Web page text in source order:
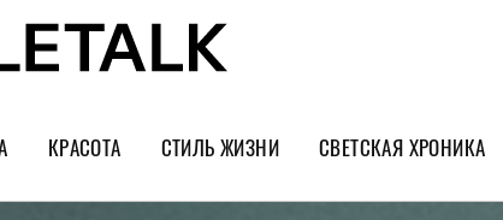
КРАСОТА
Уход за лицом
СТИЛЬ ЖИЗНИ
Культура
СВЕТСКАЯ ХРОНИКА